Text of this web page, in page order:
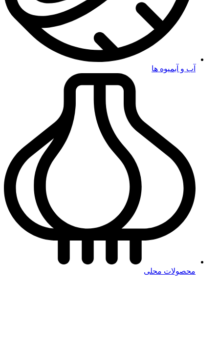
آب و آبمیوه ها
محصولات محلی